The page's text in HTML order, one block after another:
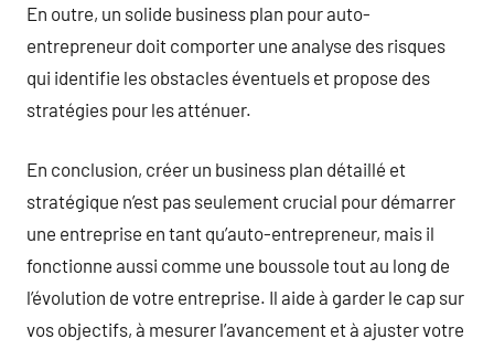
En outre, un solide business plan pour auto-
entrepreneur doit comporter une analyse des risques
qui identifie les obstacles éventuels et propose des
stratégies pour les atténuer.
En conclusion, créer un business plan détaillé et
stratégique n’est pas seulement crucial pour démarrer
une entreprise en tant qu’auto-entrepreneur, mais il
fonctionne aussi comme une boussole tout au long de
l’évolution de votre entreprise. Il aide à garder le cap sur
vos objectifs, à mesurer l’avancement et à ajuster votre